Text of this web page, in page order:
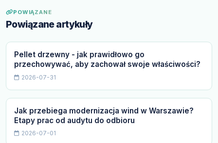
POWIĄZANE
Powiązane artykuły
Pellet drzewny - jak prawidłowo go
przechowywać, aby zachował swoje właściwości?
2026-07-31
Jak przebiega modernizacja wind w Warszawie?
Etapy prac od audytu do odbioru
2026-07-01